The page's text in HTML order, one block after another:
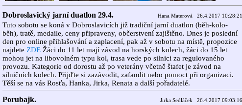
Dobroslavický jarní duatlon 29.4. Hana Materová 26.4.2017 10:28:21
Tuto sobotu se koná v Dobroslavicích již tradiční jarní duatlon (běh-kolo-
běh), tratě, medaile, ceny připraveny, občerstvení zajištěno. Dnes je poslední
den pro online přihlašování a zaplacení, pak až v sobotu na místě, propozice
najdete ZDE Žáci do 11 let mají závod na horských kolech, žáci do 15 let
mohou jet na libovolném typu kol, trasa vede po silnici za regulovaného
provozu. Kategorie od dorostu až po veterány včetně štafet je závod na
silničních kolech. Přijďte si zazávodit, zafandit nebo pomoct při organizaci.
Těší se na vás Rosťa, Hanka, Jirka, Renata a další pořadatelé.
Porubajk. Jirka Sedláček 26.4.2017 09:03:16